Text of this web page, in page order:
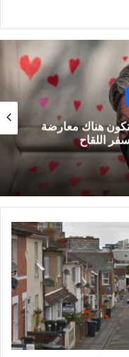
هناك معارضة
اللقاح